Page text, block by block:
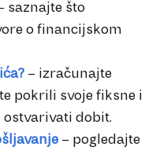
saznajte što
o financijskom
– izračunajte
pokrili svoje fiksne i
ostvarivati dobit.
– pogledajte